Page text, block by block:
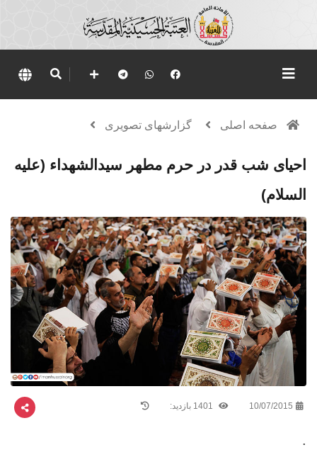
صفحه اصلی گزارشهای تصویری
احیای شب قدر در حرم مطهر سیدالشهداء (علیه
السلام)
10/07/2015
.